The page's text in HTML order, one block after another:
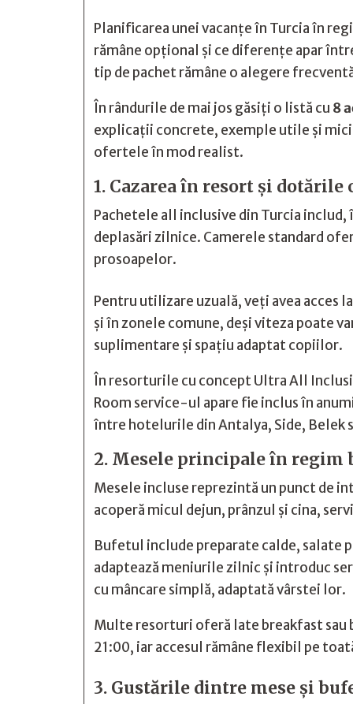
Planificarea unei vacanțe în Turcia în
rămâne opțional și ce diferențe apar
tip de pachet rămâne o alegere
În rândurile de mai jos găsiți o listă cu 8
explicații concrete, exemple utile și
ofertele în mod realist.
1. Cazarea în resort și dotările
Pachetele all inclusive din Turcia
deplasări zilnice. Camerele standard
prosoapelor.
Pentru utilizare uzuală, veți avea
și în zonele comune, deși viteza poate
suplimentare și spațiu adaptat copiilor.
În resorturile cu concept Ultra All
Room service-ul apare fie inclus în
între hotelurile din Antalya, Side, Belek
2. Mesele principale în
Mesele incluse reprezintă un punct de
acoperă micul dejun, prânzul și cina,
Bufetul include preparate calde,
adaptează meniurile zilnic și introduc
cu mâncare simplă, adaptată vârstei lor.
Multe resorturi oferă late breakfast sau
21:00, iar accesul rămâne flexibil pe
3. Gustările dintre mese și